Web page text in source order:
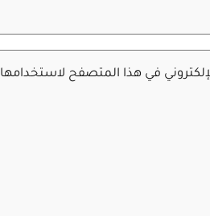
في هذا المتصفح لاستخدامها